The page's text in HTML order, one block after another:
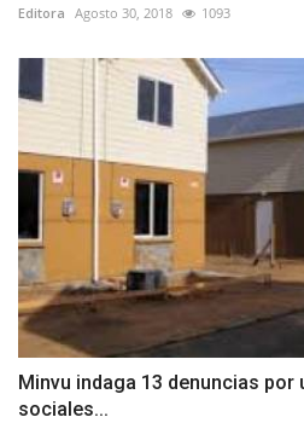
Editora Agosto 30, 2018 1093
Minvu indaga 13 denuncias
sociales...